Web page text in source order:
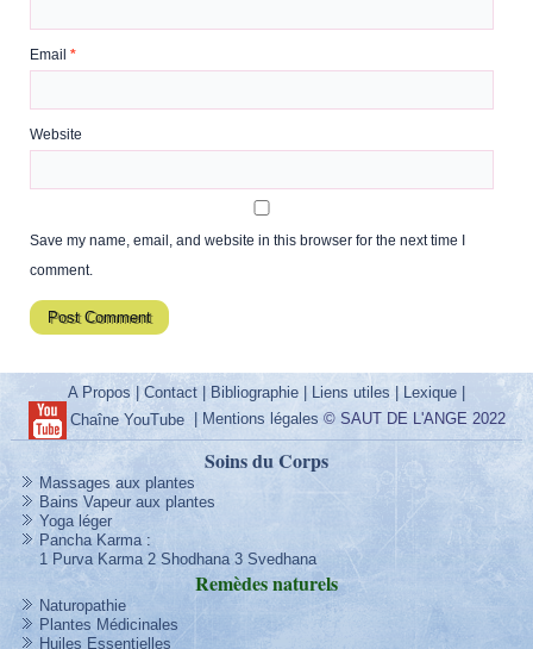
Email*
Website
Save my name, email, and website in this browser for the next time I
comment.
A Propos |Contact Bibliographie Liens utiles | Lexique
Chaîne YouTube| Mentions légales © SAUT DE L'ANGE 2022
Soins du Corps
Massages aux plantes
Bains Vapeur aux plantes
Yoga léger
Pancha Karma:
1 Purva Karma 2 Shodhana 3 Svedhana
Remèdesnaturels
Naturopathie
Plantes Médicinales
Huiles Essentielles